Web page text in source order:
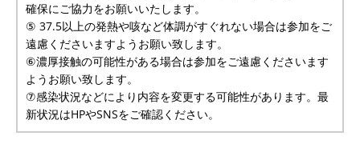
確保にご協力をお願いいたします。
⑤ 37.5以上の発熱や咳など体調がすぐれない場合は参加をご
遠慮くださいますようお願い致します。
⑥濃厚接触の可能性がある場合は参加をご遠慮くださいます
ようお願い致します。
⑦感染状況などにより内容を変更する可能性があります。最
新状況はHPやSNSをご確認ください。